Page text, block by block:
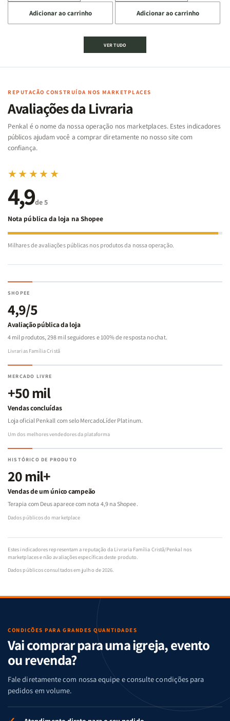
a
quantidade
de
Cartas
Famílias
Bíblia
-
Penkal
a
quantidade
de
Jogo
Cartas
Famílias
da
Bíblia
-
Penkal
Adicionar ao carrinho
a
quantidade
de
Jogo
|
de
a
quantidade
de
|
Adicionar ao carrinho
VER TUDO
REPUTAÇÃO CONSTRUÍDA NOS MARKETPLACES
Avaliações da Livraria
Penkal é o nome da nossa operação nos marketplaces. Estes indicadores
públicos ajudam você a comprar diretamente no nosso site com
confiança.
★★★★★
4,9de 5
Nota pública da loja na Shopee
Milhares de avaliações públicas nos produtos da nossa operação.
SHOPEE
4,9/5
Avaliação pública da loja
4 mil produtos, 298 mil seguidores e 100% de resposta no chat.
Livrarias Família Cristã
MERCADO LIVRE
+50 mil
Vendas concluídas
Loja oficial Penkall com selo MercadoLíder Platinum.
Um dos melhores vendedores da plataforma
HISTÓRICO DE PRODUTO
20 mil+
Vendas de um único campeão
Terapia com Deus aparece com nota 4,9 na Shopee.
Dados públicos do marketplace
Estes indicadores representam a reputação da Livraria Família Cristã/Penkal nos
marketplaces e não avaliações específicas deste produto.
Dados públicos consultados em julho de 2026.
CONDIÇÕES PARA GRANDES QUANTIDADES
Vai comprar para uma igreja, evento
ou revenda?
Fale diretamente com nossa equipe e consulte condições para
pedidos em volume.